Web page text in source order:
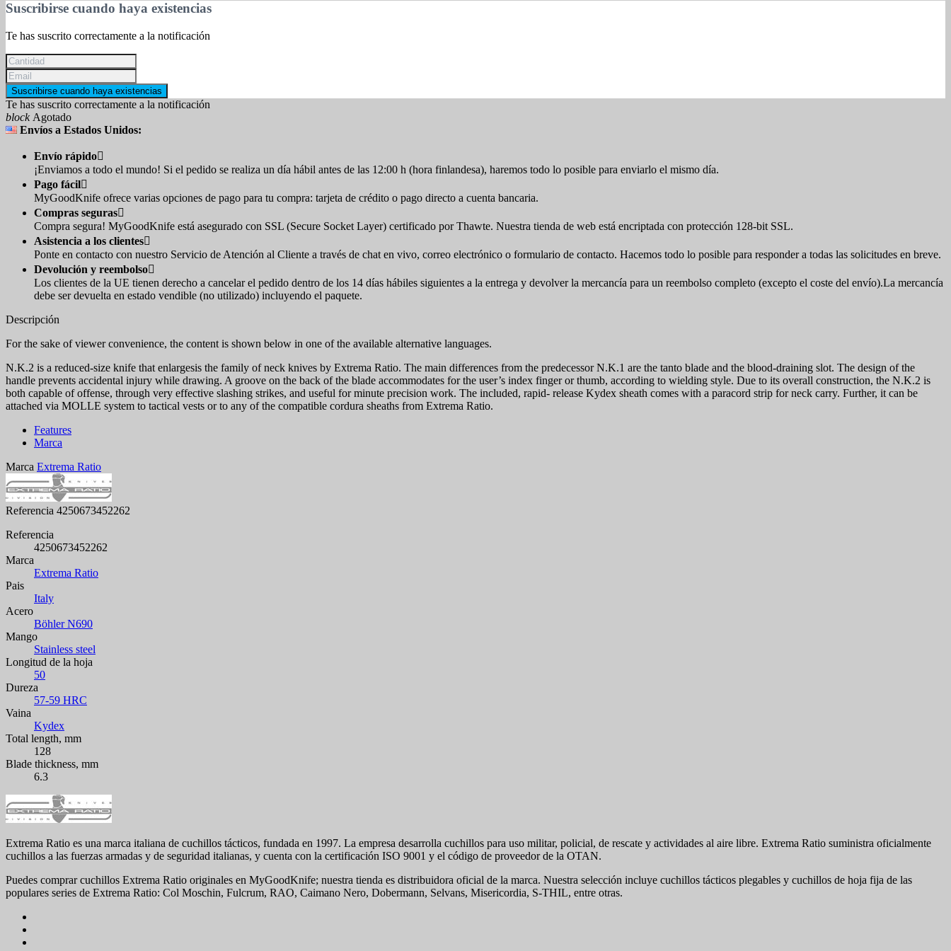
Suscribirse cuando haya existencias
Te has suscrito correctamente a la notificación
Suscribirse cuando haya existencias
Te has suscrito correctamente a la notificación
blockAgotado
Envíos a Estados Unidos:
Envío rápido
¡Enviamos a todo el mundo! Si el pedido se realiza un día hábil antes de las 12:00 h (hora finlandesa), haremos todo lo posible para enviarlo el mismo día.
Pago fácil
MyGoodKnife ofrece varias opciones de pago para tu compra: tarjeta de crédito o pago directo a cuenta bancaria.
Compras seguras
Compra segura! MyGoodKnife está asegurado con SSL (Secure Socket Layer) certificado por Thawte. Nuestra tienda de web está encriptada con protección 128-bit SSL.
Asistencia a los clientes
Ponte en contacto con nuestro Servicio de Atención al Cliente a través de chat en vivo, correo electrónico o formulario de contacto. Hacemos todo lo posible para responder a todas las solicitudes en breve.
Devolución y reembolso
Los clientes de la UE tienen derecho a cancelar el pedido dentro de los 14 días hábiles siguientes a la entrega y devolver la mercancía para un reembolso completo (excepto el coste del envío).La mercancía
debe ser devuelta en estado vendible (no utilizado) incluyendo el paquete.
Descripción
For the sake of viewer convenience, the content is shown below in one of the available alternative languages.
N.K.2 is a reduced-size knife that enlargesis the family of neck knives by Extrema Ratio. The main differences from the predecessor N.K.1 are the tanto blade and the blood-draining slot. The design of the
handle prevents accidental injury while drawing. A groove on the back of the blade accommodates for the user’s index finger or thumb, according to wielding style. Due to its overall construction, the N.K.2 is
both capable of offense, through very effective slashing strikes, and useful for minute precision work. The included, rapid- release Kydex sheath comes with a paracord strip for neck carry. Further, it can be
attached via MOLLE system to tactical vests or to any of the compatible cordura sheaths from Extrema Ratio.
Features
Marca
Marca Extrema Ratio
Referencia 4250673452262
Referencia
4250673452262
Marca
Extrema Ratio
Pais
Italy
Acero
Böhler N690
Mango
Stainless steel
Longitud de la hoja
50
Dureza
57-59 HRC
Vaina
Kydex
Total length, mm
128
Blade thickness, mm
6.3
Extrema Ratio es una marca italiana de cuchillos tácticos, fundada en 1997. La empresa desarrolla cuchillos para uso militar, policial, de rescate y actividades al aire libre. Extrema Ratio suministra oficialmente
cuchillos a las fuerzas armadas y de seguridad italianas, y cuenta con la certificación ISO 9001 y el código de proveedor de la OTAN.
Puedes comprar cuchillos Extrema Ratio originales en MyGoodKnife; nuestra tienda es distribuidora oficial de la marca. Nuestra selección incluye cuchillos tácticos plegables y cuchillos de hoja fija de las
populares series de Extrema Ratio: Col Moschin, Fulcrum, RAO, Caimano Nero, Dobermann, Selvans, Misericordia, S-THIL, entre otras.